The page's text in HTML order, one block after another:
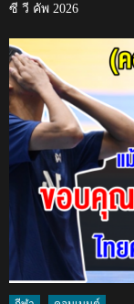
ซี วี คัพ 2026